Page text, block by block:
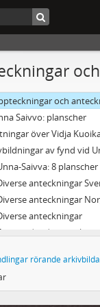
dagbok 12 juli -
12 juli - 15 juli
brev, telegram,
om Birkarlar
resan 1915
och
Saivvo: planscher
över Vidja
av fynd vid
Saivva: 8
anteckningar
anteckningar
anteckningar
till Norge 1917.
till Norge 1917.